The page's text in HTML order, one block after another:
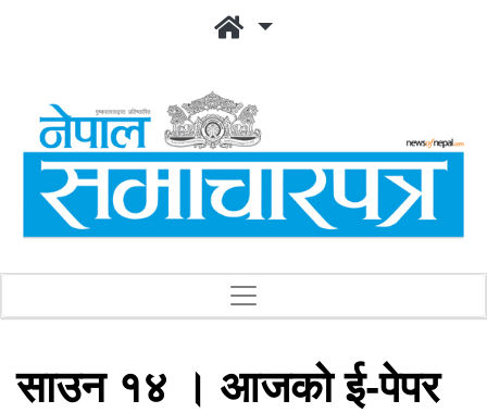
साउन १४ । आजको ई-पेपर